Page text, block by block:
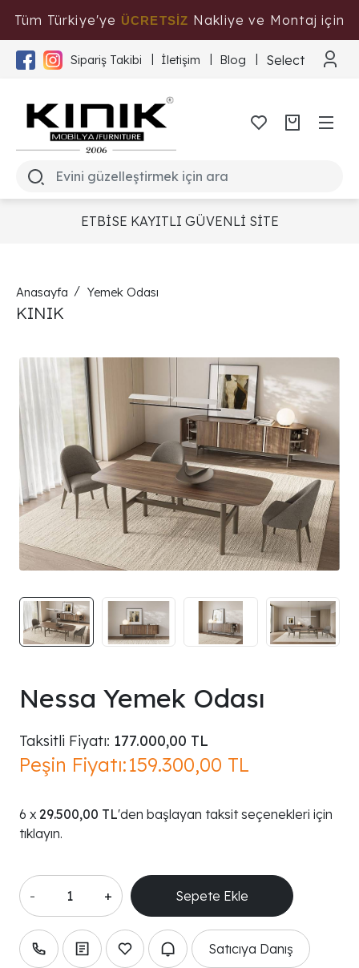
Tüm Türkiye'ye ÜCRETSİZ Nakliye ve Montaj için
Tıklayınız
Sipariş Takibi İletişim Blog Select
ETBİSE KAYITLI GÜVENLİ SİTE
Anasayfa Yemek Odası
KINIK
Nessa Yemek Odası
Taksitli Fiyatı: 177.000,00 TL
Peşin Fiyatı:159.300,00 TL
29.500,00 TL'den başlayan taksit seçenekleri için
tıklayın.
- +
Satıcıya Danış